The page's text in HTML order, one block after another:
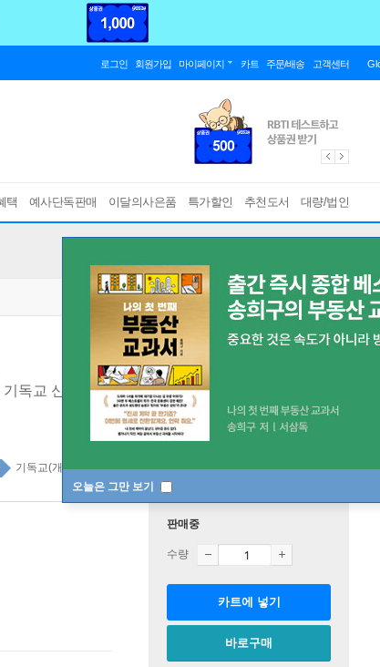
로그인 회원가입 마이페이지 카트 주문/배송 고객센터
택 예사단독판매 이달의사은품 특가할인 추천도서 대량/법인
오늘은 그만 보기
기독교 신앙의 본질과 정체성에 대한 초시대적 성찰
기독교(개신교) top100 1주
판매중
수량
카트에 넣기
바로구매